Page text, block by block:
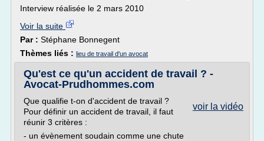
Interview réalisée le 2 mars 2010
Voir la suite
Par : Stéphane Bonnegent
Thèmes liés : lieu de travail d'un avocat
Qu'est ce qu'un accident de travail ? -
Avocat-Prudhommes.com
voir la vidéo
Que qualifie t-on d'accident de travail ?
Pour définir un accident de travail, il faut
réunir 3 critères :
- un évènement soudain comme une chute